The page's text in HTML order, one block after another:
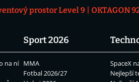
prostor Level 9 OKTAGON
na ní
Sport 2026
MMA
Fotbal 2026/27
SpaceX
Nejlepší